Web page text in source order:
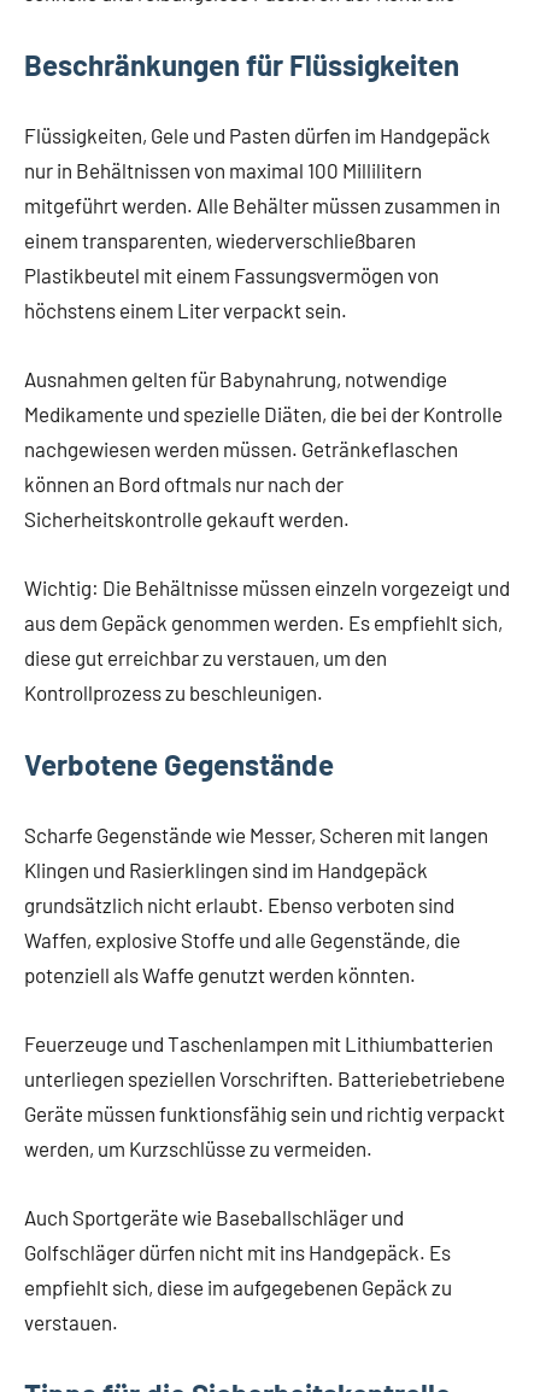
Beschränkungen für Flüssigkeiten
Flüssigkeiten, Gele und Pasten dürfen im Handgepäck
nur in Behältnissen von maximal 100 Millilitern
mitgeführt werden. Alle Behälter müssen zusammen in
einem transparenten, wiederverschließbaren
Plastikbeutel mit einem Fassungsvermögen von
höchstens einem Liter verpackt sein.
Ausnahmen gelten für Babynahrung, notwendige
Medikamente und spezielle Diäten, die bei der Kontrolle
nachgewiesen werden müssen. Getränkeflaschen
können an Bord oftmals nur nach der
Sicherheitskontrolle gekauft werden.
Wichtig: Die Behältnisse müssen einzeln vorgezeigt und
aus dem Gepäck genommen werden. Es empfiehlt sich,
diese gut erreichbar zu verstauen, um den
Kontrollprozess zu beschleunigen.
Verbotene Gegenstände
Scharfe Gegenstände wie Messer, Scheren mit langen
Klingen und Rasierklingen sind im Handgepäck
grundsätzlich nicht erlaubt. Ebenso verboten sind
Waffen, explosive Stoffe und alle Gegenstände, die
potenziell als Waffe genutzt werden könnten.
Feuerzeuge und Taschenlampen mit Lithiumbatterien
unterliegen speziellen Vorschriften. Batteriebetriebene
Geräte müssen funktionsfähig sein und richtig verpackt
werden, um Kurzschlüsse zu vermeiden.
Auch Sportgeräte wie Baseballschläger und
Golfschläger dürfen nicht mit ins Handgepäck. Es
empfiehlt sich, diese im aufgegebenen Gepäck zu
verstauen.